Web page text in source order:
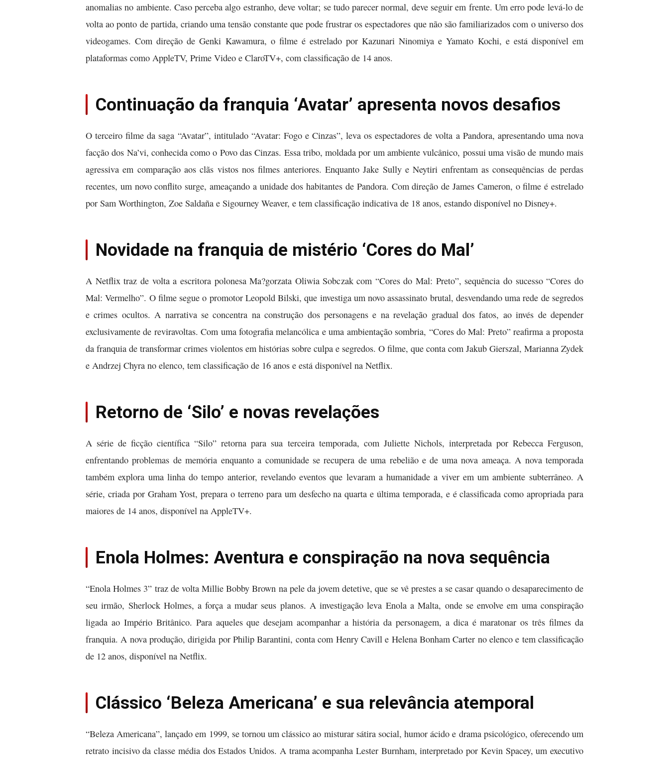
anomalias no ambiente. Caso perceba algo estranho, deve voltar; se tudo parecer normal, deve seguir em frente. Um erro pode levá-lo de
volta ao ponto de partida, criando uma tensão constante que pode frustrar os espectadores que não são familiarizados com o universo dos
videogames. Com direção de Genki Kawamura, o filme é estrelado por Kazunari Ninomiya e Yamato Kochi, e está disponível em
plataformas como AppleTV, Prime Video e ClaroTV+, com classificação de 14 anos.
Continuação da franquia ‘Avatar’ apresenta novos desafios
O terceiro filme da saga “Avatar”, intitulado “Avatar: Fogo e Cinzas”, leva os espectadores de volta a Pandora, apresentando uma nova
facção dos Na’vi, conhecida como o Povo das Cinzas. Essa tribo, moldada por um ambiente vulcânico, possui uma visão de mundo mais
agressiva em comparação aos clãs vistos nos filmes anteriores. Enquanto Jake Sully e Neytiri enfrentam as consequências de perdas
recentes, um novo conflito surge, ameaçando a unidade dos habitantes de Pandora. Com direção de James Cameron, o filme é estrelado
por Sam Worthington, Zoe Saldaña e Sigourney Weaver, e tem classificação indicativa de 18 anos, estando disponível no Disney+.
Novidade na franquia de mistério ‘Cores do Mal’
A Netflix traz de volta a escritora polonesa Ma?gorzata Oliwia Sobczak com “Cores do Mal: Preto”, sequência do sucesso “Cores do
Mal: Vermelho”. O filme segue o promotor Leopold Bilski, que investiga um novo assassinato brutal, desvendando uma rede de segredos
e crimes ocultos. A narrativa se concentra na construção dos personagens e na revelação gradual dos fatos, ao invés de depender
exclusivamente de reviravoltas. Com uma fotografia melancólica e uma ambientação sombria, “Cores do Mal: Preto” reafirma a proposta
da franquia de transformar crimes violentos em histórias sobre culpa e segredos. O filme, que conta com Jakub Gierszal, Marianna Zydek
e Andrzej Chyra no elenco, tem classificação de 16 anos e está disponível na Netflix.
Retorno de ‘Silo’ e novas revelações
A série de ficção científica “Silo” retorna para sua terceira temporada, com Juliette Nichols, interpretada por Rebecca Ferguson,
enfrentando problemas de memória enquanto a comunidade se recupera de uma rebelião e de uma nova ameaça. A nova temporada
também explora uma linha do tempo anterior, revelando eventos que levaram a humanidade a viver em um ambiente subterrâneo. A
série, criada por Graham Yost, prepara o terreno para um desfecho na quarta e última temporada, e é classificada como apropriada para
maiores de 14 anos, disponível na AppleTV+.
Enola Holmes: Aventura e conspiração na nova sequência
“Enola Holmes 3” traz de volta Millie Bobby Brown na pele da jovem detetive, que se vê prestes a se casar quando o desaparecimento de
seu irmão, Sherlock Holmes, a força a mudar seus planos. A investigação leva Enola a Malta, onde se envolve em uma conspiração
ligada ao Império Britânico. Para aqueles que desejam acompanhar a história da personagem, a dica é maratonar os três filmes da
franquia. A nova produção, dirigida por Philip Barantini, conta com Henry Cavill e Helena Bonham Carter no elenco e tem classificação
de 12 anos, disponível na Netflix.
Clássico ‘Beleza Americana’ e sua relevância atemporal
“Beleza Americana”, lançado em 1999, se tornou um clássico ao misturar sátira social, humor ácido e drama psicológico, oferecendo um
retrato incisivo da classe média dos Estados Unidos. A trama acompanha Lester Burnham, interpretado por Kevin Spacey, um executivo